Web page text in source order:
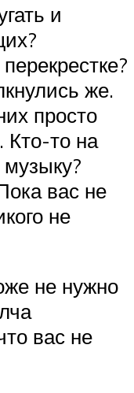
и
же.
просто
то на
вас не
не
не нужно
вас не